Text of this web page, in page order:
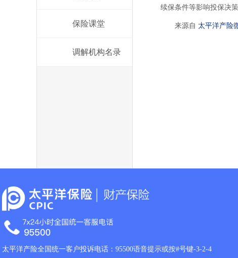
保险课堂
调解机构名录
续保条件等影响投保决
来源自 太平洋产险
太平洋产险全国统一客户投诉电话：95500语音提示或按#号键-3-2-4